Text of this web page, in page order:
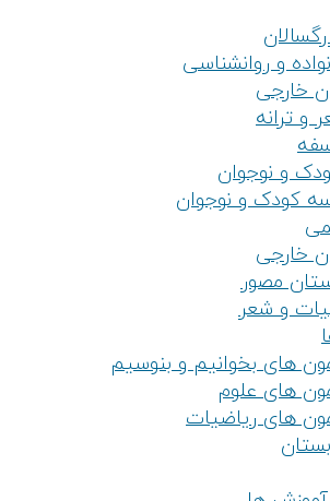
و روانشناسی
خارجی
و ترانه
و نوجوان
کودک و نوجوان
خارجی
مصور
و شعر
های بخوانیم و بنوسیم
های علوم
های ریاضیات